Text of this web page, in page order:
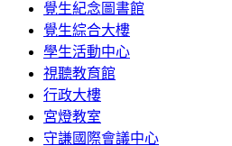
覺生紀念圖書館
覺生綜合大樓
學生活動中心
視聽教育館
行政大樓
宮燈教室
守謙國際會議中心